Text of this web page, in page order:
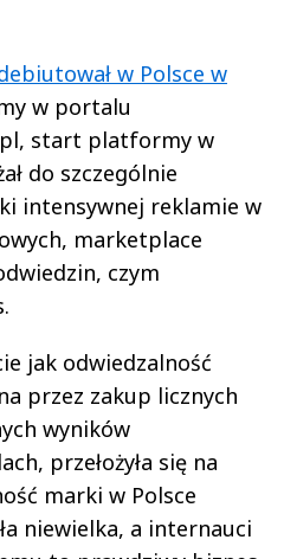
w Polsce w
w portalu
start platformy w
do szczególnie
intensywnej reklamie w
marketplace
czym
jak odwiedzalność
przez zakup licznych
wyników
przełożyła się na
marki w Polsce
niewielka, a internauci